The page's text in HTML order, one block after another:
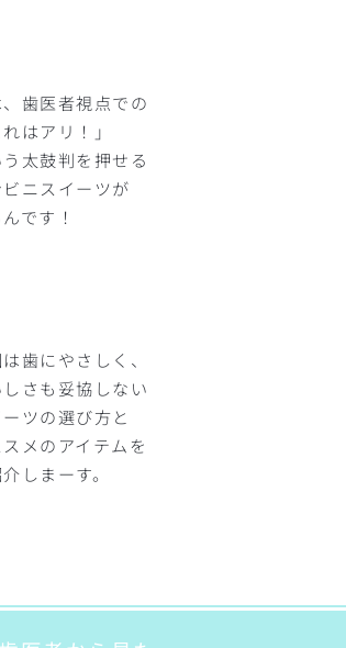
歯医者視点での
れはアリ！」
う太鼓判を押せる
ビニスイーツが
です！
歯にやさしく、
さも妥協しない
ーツの選び方と
メのアイテムを
しまーす。